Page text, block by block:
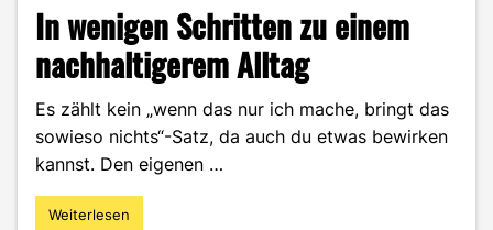
In wenigen Schritten zu einem
nachhaltigerem Alltag
Es zählt kein „wenn das nur ich mache, bringt das
sowieso nichts“-Satz, da auch du etwas bewirken
kannst. Den eigenen …
"In
Weiterlesen